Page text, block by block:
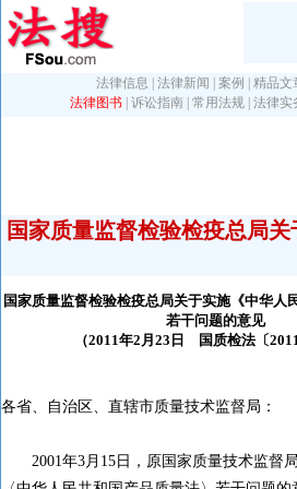
法律信息 法律新闻 案例
精品文
法律图书 诉讼指南 常用法规 法律实
国家质量监督检验检疫总局
国家质量监督检验检疫总局关于实施《中华人
若干问题的意见
（2011年2月23日 国质检法〔
各省、自治区、直辖市质量技术监督局：
2001年3月15日，原国家质量技术监督